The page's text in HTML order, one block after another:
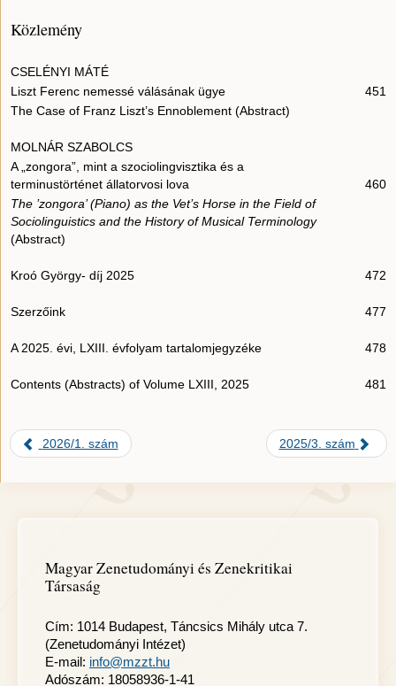
Közlemény
CSELÉNYI MÁTÉ
Liszt Ferenc nemessé válásának ügye
451
The Case of Franz Liszt’s Ennoblement (Abstract)
MOLNÁR SZABOLCS
A „zongora”, mint a szociolingvisztika és a
terminustörténet állatorvosi lova
460
The ’zongora’ (Piano) as the Vet’s Horse in the Field of
Sociolinguistics and the History of Musical Terminology
(Abstract)
Kroó György- díj 2025 472
Szerzőink 477
A 2025. évi, LXIII. évfolyam tartalomjegyzéke 478
Contents (Abstracts) of Volume LXIII, 2025 481
2026/1. szám 2025/3. szám
Magyar Zenetudományi és Zenekritikai
Társaság
Cím: 1014 Budapest, Táncsics Mihály utca 7.
(Zenetudományi Intézet)
E-mail: info@mzzt.hu
Adószám: 18058936-1-41